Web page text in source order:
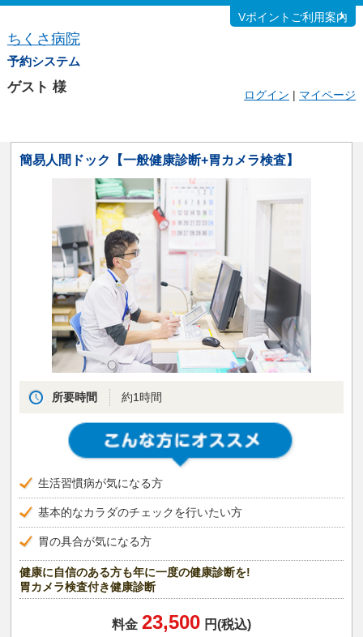
ちくさ病院
予約システム
Vポイントご利用案内
ゲスト 様 ログイン | マイページ
簡易人間ドック【一般健康診断+胃カメラ検査】
所要時間 約1時間
生活習慣病が気になる方
基本的なカラダのチェックを行いたい方
胃の具合が気になる方
健康に自信のある方も年に一度の健康診断を!
胃カメラ検査付き健康診断
料金 23,500 円(税込)